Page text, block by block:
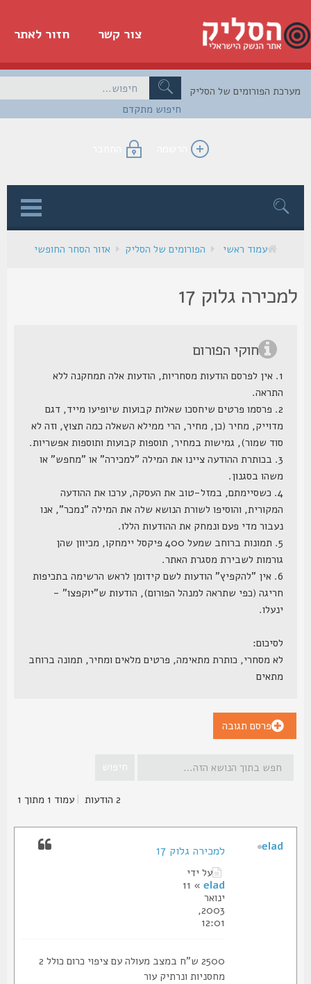
חזור לאתר צור קשר
חיפוש מתקדם
הפורומים של הסליק
הרשמה התחבר
עמוד ראשי הפורומים של הסליק אזור הסחר החופשי
גלוק 17
חוקי הפורום
1. אין לפרסם הודעות מסחריות, הודעות אלה תמחקנה ללא
התראה.
2. פרסמו פרטים שיחסכו שאלות קבועות שיופיעו מייד, דגם
מדוייק, מחיר (כן, מחיר, הרי ממילא השאלה כמה תצוץ, וזה לא
סוד שמור), גמישות במחיר, תוספות קבועות ותוספות אפשריות.
3. בכותרת ההודעה ציינו את המילה "למכירה" או "מחפש" או
משהו בסגנון.
4. כשסיימתם, במזל-טוב את העסקה, ערכו את ההודעה
המקורית, והוסיפו לשורת הנושא שלה את המילה "נמכר", אנו
נעבור מדי פעם ונמחק את ההודעות הללו.
5. תמונות ברוחב שמעל 400 פיקסל יימחקו, מכיוון שהן
גורמות לשבירת מסגרת האתר.
6. אין "להקפיץ" הודעות לשם קידומן לראש הרשימה בתכיפות
חריגה (כפי שתראה למנהל הפורום), הודעות ש"יוקפצו" -
ינעלו.
לסיכום:
לא מסחרי, כותרת מתאימה, פרטים מלאים ומחיר, תמונה ברוחב
מתאים
פרסם תגובה
|עמוד1מתוך1
למכירה גלוק 17
על ידי
» 11
2003,
12:01
2500 ש"ח במצב מעולה עם ציפוי כרום כולל 2
מחסניות ונרתיק עור